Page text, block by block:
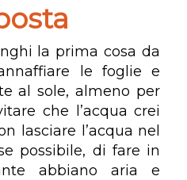
la prima cosa da
le foglie e
al sole, almeno per
che l’acqua crei
lasciare l’acqua nel
possibile, di fare in
abbiano aria e